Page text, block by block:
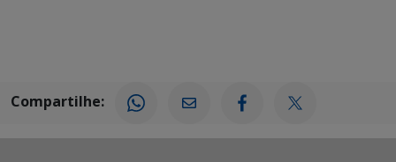
Compartilhe: